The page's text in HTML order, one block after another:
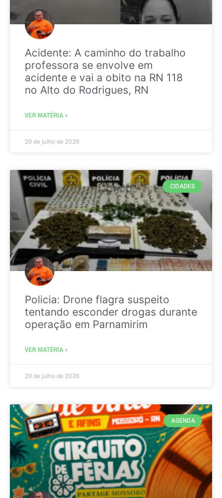
Acidente: A caminho do trabalho
professora se envolve em
acidente e vai a obito na RN 118
no Alto do Rodrigues, RN
VER MATÉRIA »
29 de julho de 2026
CIDADES
Policia: Drone flagra suspeito
tentando esconder drogas durante
operação em Parnamirim
VER MATÉRIA »
29 de julho de 2026
AGENDA